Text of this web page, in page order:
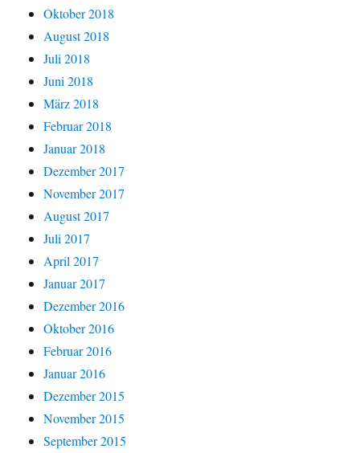
Oktober 2018
August 2018
Juli 2018
Juni 2018
März 2018
Februar 2018
Januar 2018
Dezember 2017
November 2017
August 2017
Juli 2017
April 2017
Januar 2017
Dezember 2016
Oktober 2016
Februar 2016
Januar 2016
Dezember 2015
November 2015
September 2015